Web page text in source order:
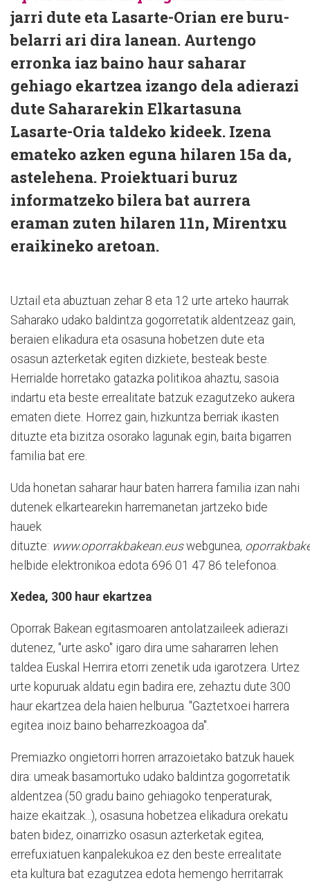
jarri dute eta Lasarte-Orian ere buru-
belarri ari dira lanean. Aurtengo
erronka iaz baino haur saharar
gehiago ekartzea izango dela adierazi
dute Sahararekin Elkartasuna
Lasarte-Oria taldeko kideek. Izena
emateko azken eguna hilaren 15a da,
astelehena. Proiektuari buruz
informatzeko bilera bat aurrera
eraman zuten hilaren 11n, Mirentxu
eraikineko aretoan.
Uztail eta abuztuan zehar 8 eta 12 urte arteko haurrak
Saharako udako baldintza gogorretatik aldentzeaz gain,
beraien elikadura eta osasuna hobetzen dute eta
osasun azterketak egiten dizkiete, besteak beste.
Herrialde horretako gatazka politikoa ahaztu, sasoia
indartu eta beste errealitate batzuk ezagutzeko aukera
ematen diete. Horrez gain, hizkuntza berriak ikasten
dituzte eta bizitza osorako lagunak egin, baita bigarren
familia bat ere.
Uda honetan saharar haur baten harrera familia izan nahi
dutenek elkartearekin harremanetan jartzeko bide
hauek
dituzte: www.oporrakbakean.euswebgunea,
helbide elektronikoa edota 696 01 47 86 telefonoa.
Xedea, 300 haur ekartzea
Oporrak Bakean egitasmoaren antolatzaileek adierazi
dutenez, "urte asko" igaro dira ume sahararren lehen
taldea Euskal Herrira etorri zenetik uda igarotzera. Urtez
urte kopuruak aldatu egin badira ere, zehaztu dute 300
haur ekartzea dela haien helburua. "Gaztetxoei harrera
egitea inoiz baino beharrezkoagoa da".
Premiazko ongietorri horren arrazoietako batzuk hauek
dira: umeak basamortuko udako baldintza gogorretatik
aldentzea (50 gradu baino gehiagoko tenperaturak,
haize ekaitzak...), osasuna hobetzea elikadura orekatu
baten bidez, oinarrizko osasun azterketak egitea,
errefuxiatuen kanpalekukoa ez den beste errealitate
eta kultura bat ezagutzea edota hemengo herritarrak